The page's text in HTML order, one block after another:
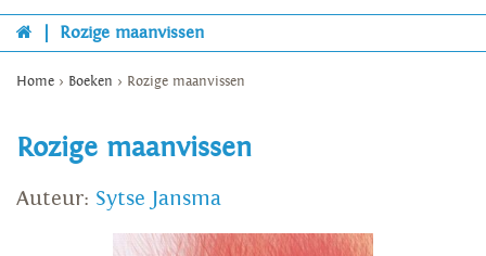
Rozige maanvissen
Home > Boeken > Rozige maanvissen
Rozige maanvissen
Auteur: Sytse Jansma